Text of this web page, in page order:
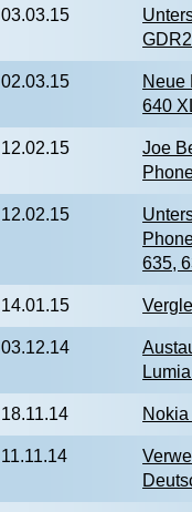
03.03.15
02.03.15
Neue
640
12.02.15
Joe
12.02.15
635,
14.01.15
03.12.14
18.11.14
11.11.14